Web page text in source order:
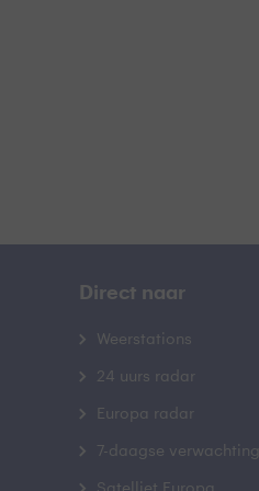
Direct naar
Weerstations
24 uurs radar
Europa radar
7-daagse verwachting